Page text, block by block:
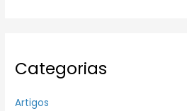
Categorias
Artigos